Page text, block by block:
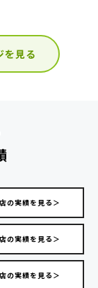
を見る
の実績を見る＞
の実績を見る＞
の実績を見る＞